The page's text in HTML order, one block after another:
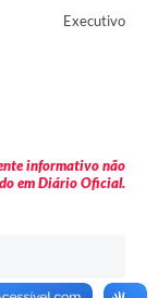
Executivo
informativo não
em Diário Oficial.